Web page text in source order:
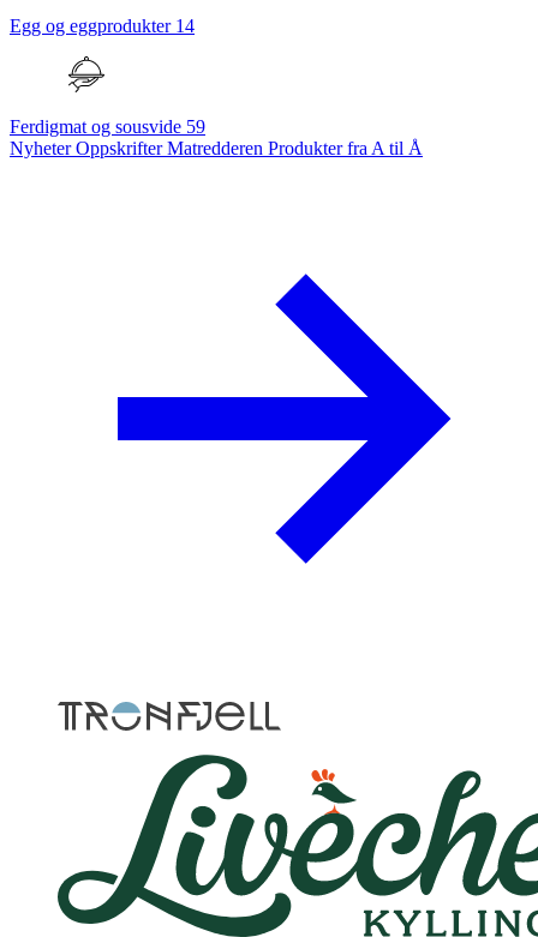
Egg og eggprodukter 14
Ferdigmat og sousvide 59
NyheterOppskrifterMatredderen Produkter fra A til Å